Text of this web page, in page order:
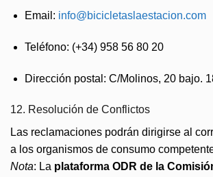
Email: info@bicicletaslaestacion.com
Teléfono: (+34) 958 56 80 20
Dirección postal: C/Molinos, 20 bajo.
12. Resolución de Conflictos
Las reclamaciones podrán dirigirse al
a los organismos de consumo
Nota: La plataforma ODR de la